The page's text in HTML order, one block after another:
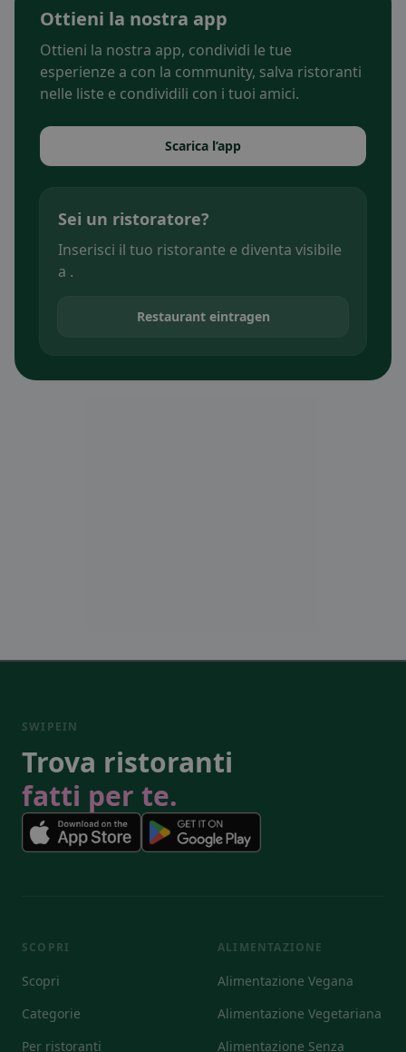
Ottieni la nostra app
Ottieni la nostra app, condividi le tue
esperienze a con la community, salva ristoranti
nelle liste e condividili con i tuoi amici.
Scarica l’app
Sei un ristoratore?
Inserisci il tuo ristorante e diventa visibile
a .
Restaurant eintragen
SWIPEIN
Trova ristoranti
fatti per te.
SCOPRI
Scopri
Categorie
Per ristoranti
ALIMENTAZIONE
Alimentazione Vegana
Alimentazione Vegetariana
Alimentazione Senza